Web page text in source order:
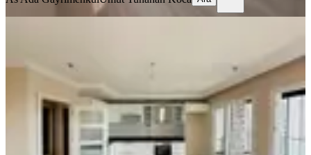
3+1·135 m²·10. Kat·06.08.2026
34.000 ₺